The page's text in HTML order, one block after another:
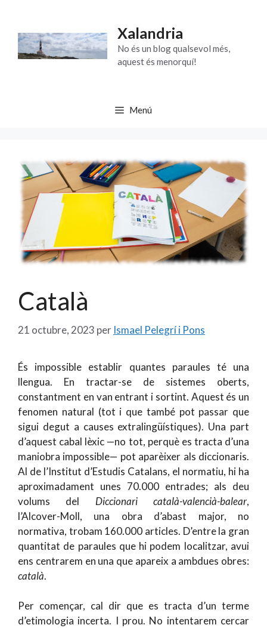
contingut
Xalandria
No és un blog qualsevol més,
aquest és menorquí!
Menú
Català
21 octubre, 2023 per Ismael Pelegrí i Pons
És impossible establir quantes paraules té una
llengua. En tractar-se de sistemes oberts,
constantment en van entrant i sortint. Aquest és un
fenomen natural (tot i que també pot passar que
sigui degut a causes extralingüístiques). Una part
d’aquest cabal lèxic —no tot, perquè es tracta d’una
maniobra impossible— pot aparèixer als diccionaris.
Al de l’Institut d’Estudis Catalans, el normatiu, hi ha
aproximadament unes 70.000 entrades; als deu
volums del Diccionari català-valencià-balear,
l’Alcover-Moll, una obra d’abast major, no
normativa, trobam 160.000 articles. D’entre la gran
quantitat de paraules que hi podem localitzar, avui
ens centrarem en una que apareix a ambdues obres:
català.
Per començar, cal dir que es tracta d’un terme
d’etimologia incerta. I prou. No intentarem cercar